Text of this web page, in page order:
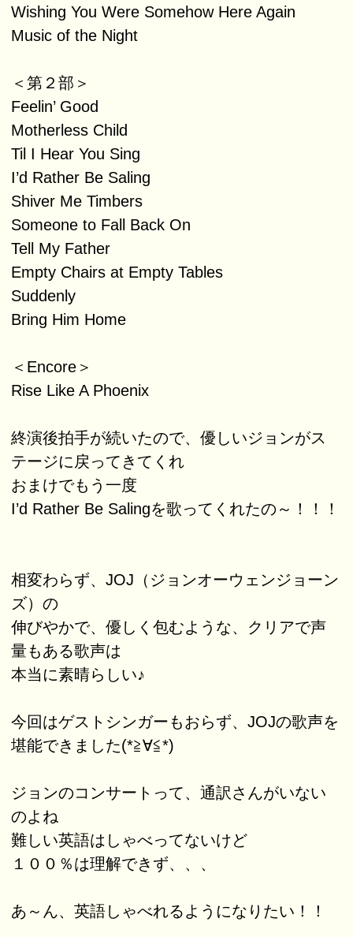
Wishing You Were Somehow Here Again
Music of the Night
＜第２部＞
Feelin’ Good
Motherless Child
Til I Hear You Sing
I’d Rather Be Saling
Shiver Me Timbers
Someone to Fall Back On
Tell My Father
Empty Chairs at Empty Tables
Suddenly
Bring Him Home
＜Encore＞
Rise Like A Phoenix
終演後拍手が続いたので、優しいジョンがス
テージに戻ってきてくれ
おまけでもう一度
I’d Rather Be Salingを歌ってくれたの～！！！
相変わらず、JOJ（ジョンオーウェンジョーン
ズ）の
伸びやかで、優しく包むような、クリアで声
量もある歌声は
本当に素晴らしい♪
今回はゲストシンガーもおらず、JOJの歌声を
堪能できました(*≧∀≦*)
ジョンのコンサートって、通訳さんがいない
のよね
難しい英語はしゃべってないけど
１００％は理解できず、、、
あ～ん、英語しゃべれるようになりたい！！